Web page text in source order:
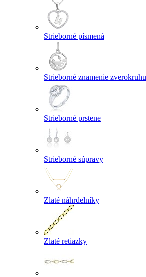
Strieborné písmená
Strieborné znamenie zverokruhu
Strieborné prstene
Strieborné súpravy
Zlaté náhrdelníky
Zlaté retiazky